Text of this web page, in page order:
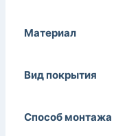
Материал
Вид покрытия
Способ монтажа